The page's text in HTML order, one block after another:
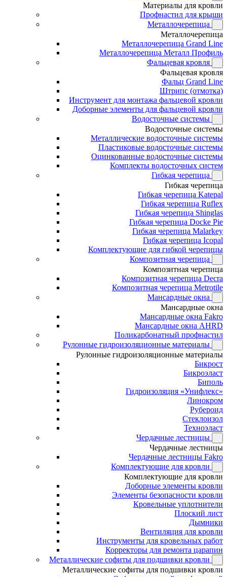
Материалы для кровли
Профнастил для крыши
Металлочерепица
Металлочерепица
Металлочерепица Grand Line
Металлочерепица Металл Профиль
Фальцевая кровля
Фальцевая кровля
Фальц Grand Line
Штрипс (отмотка)
Инструмент для монтажа фальцевой кровли
Доборные элементы для фальцевой кровли
Водосточные системы
Водосточные системы
Металлические водосточные системы
Пластиковые водосточные системы
Оцинкованные водосточные системы
Комплекты водосточных систем
Гибкая черепица
Гибкая черепица
Гибкая черепица Katepal
Гибкая черепица Ruflex
Гибкая черепица Shinglas
Гибкая черепица Docke Pie
Гибкая черепица Malarkey
Гибкая черепица Icopal
Комплектующие для гибкой черепицы
Композитная черепица
Композитная черепица
Композитная черепица Decra
Композитная черепица Metrotile
Мансардные окна
Мансардные окна
Мансардные окна Fakro
Мансардные окна AHRD
Поликарбонатный профнастил
Рулонные гидроизоляционные материалы
Рулонные гидроизоляционные материалы
Бикрост
Бикроэласт
Биполь
Гидроизоляция «Унифлекс»
Линокром
Рубероид
Стеклоизол
Техноэласт
Чердачные лестницы
Чердачные лестницы
Чердачные лестницы Fakro
Комплектующие для кровли
Комплектующие для кровли
Доборные элементы кровли
Элементы безопасности кровли
Кровельные уплотнители
Плоский лист
Дымники
Вентиляция для кровли
Инструменты для кровельных работ
Корректоры для ремонта царапин
Металлические софиты для подшивки кровли
Металлические софиты для подшивки кровли